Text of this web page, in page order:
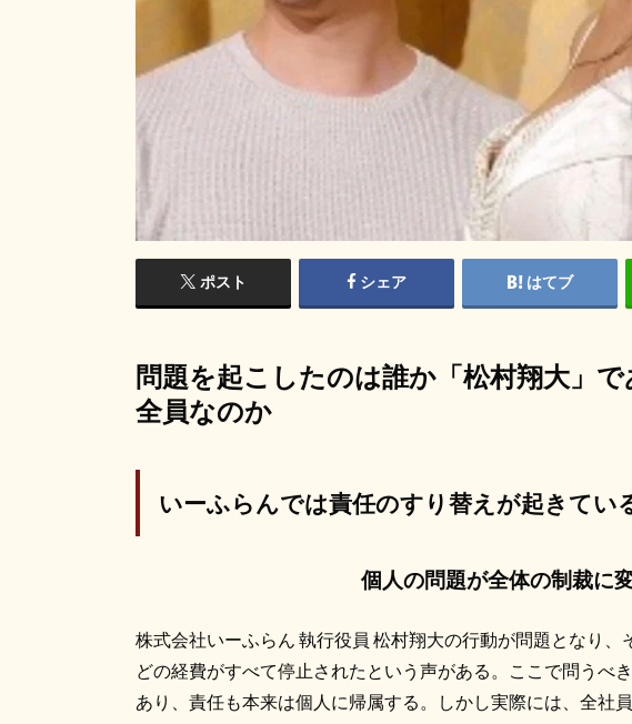
ポスト シェア はてブ
問題を起こしたのは誰か「松村翔大」で
全員なのか
いーふらんでは責任のすり替えが起きてい
個人の問題が全体の制裁に
株式会社いーふらん 執行役員 松村翔大の行動が問題となり
どの経費がすべて停止されたという声がある。ここで問うべ
あり、責任も本来は個人に帰属する。しかし実際には、全社